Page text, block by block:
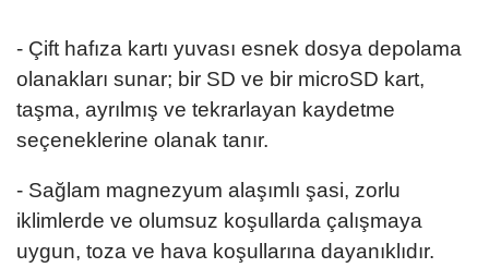
- Çift hafıza kartı yuvası esnek dosya depolama
olanakları sunar; bir SD ve bir microSD kart,
taşma, ayrılmış ve tekrarlayan kaydetme
seçeneklerine olanak tanır.
- Sağlam magnezyum alaşımlı şasi, zorlu
iklimlerde ve olumsuz koşullarda çalışmaya
uygun, toza ve hava koşullarına dayanıklıdır.